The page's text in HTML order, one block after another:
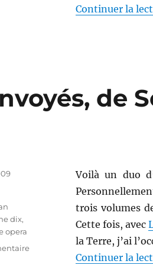
Continuer la
de
Voilà un duo
trois volumes
Cette fois, avec
la Terre, j’ai
Continuer la
dix,
opera
sur